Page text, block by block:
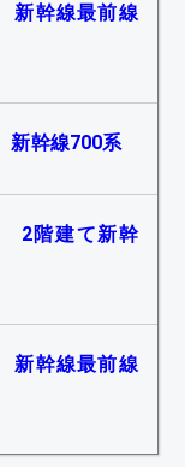
新幹線最前線
幹線700系
2階建て新幹
新幹線最前線